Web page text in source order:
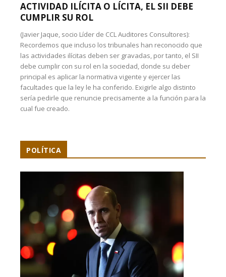
ACTIVIDAD ILÍCITA O LÍCITA, EL SII DEBE
CUMPLIR SU ROL
(Javier Jaque, socio Líder de CCL Auditores Consultores):
Recordemos que incluso los tribunales han reconocido que
las actividades ilícitas deben ser gravadas, por tanto, el SII
debe cumplir con su rol en la sociedad, donde su deber
principal es aplicar la normativa vigente y ejercer las
facultades que la ley le ha conferido. Exigirle algo distinto
sería pedirle que renuncie precisamente a la función para la
cual fue creado.
POLÍTICA